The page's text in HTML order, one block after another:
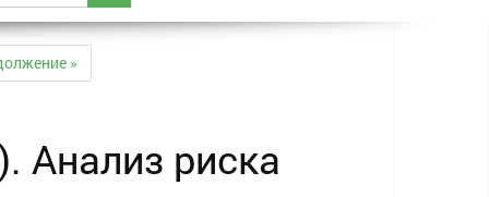
»
Анализ риска